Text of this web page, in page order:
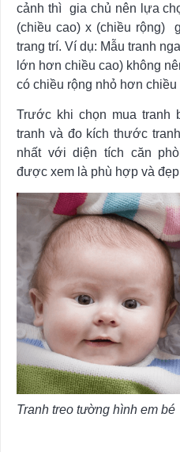
cảnh thì gia chủ nên lựa
(chiều cao) x (chiều rộng)
trang trí. Ví dụ: Mẫu tranh
lớn hơn chiều cao) không
có chiều rộng nhỏ hơn chiều
Trước khi chọn mua tranh
tranh và đo kích thước
nhất với diện tích căn
được xem là phù hợp và đẹp
Tranh treo tường hình em bé